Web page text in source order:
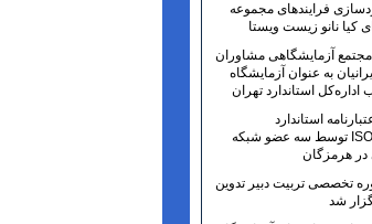
فرایندهای مجموعه
کیا نانو زیست ویستا
آزمایشگاهی مشاوران
به عنوان آزمایشگاه
استاندارد تهران
استاندارد
ISO/IEC17025 توسط سه عضو شبکه
در هرمزگان
تخصصی تربیت دبیر تدوین
شد